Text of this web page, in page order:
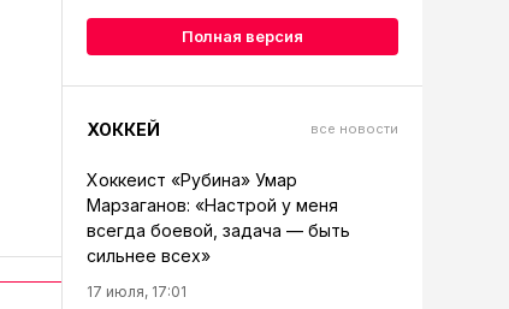
Полная версия
ХОККЕЙ все новости
Хоккеист «Рубина» Умар
Марзаганов: «Настрой у меня
всегда боевой, задача — быть
сильнее всех»
17 июля, 17:01